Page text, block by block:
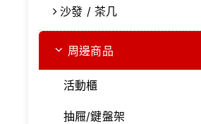
沙發 / 茶几
周邊商品
活動櫃
抽屜/鍵盤架